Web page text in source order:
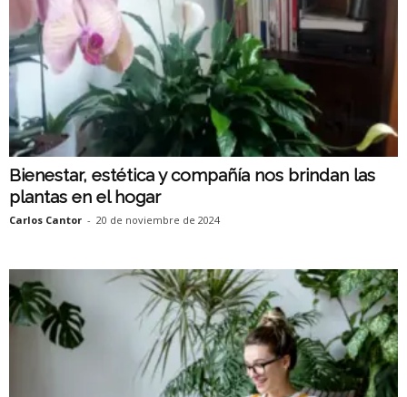
Bienestar, estética y compañía nos brindan las
plantas en el hogar
Carlos Cantor - 20 de noviembre de 2024